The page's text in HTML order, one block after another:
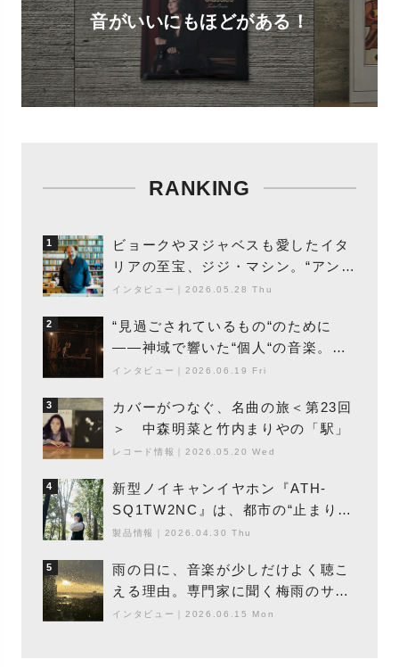
音がいいにもほどがある！
RANKING
1
ビョークやヌジャベスも愛したイタ
リアの至宝、ジジ・マシン。“アンビ
エントの巨匠”が明かす創作の原点
インタビュー 2026.05.28 Thu
2
“見過ごされているもの“のために
――神域で響いた“個人“の音楽。冥
丁の『赤城 夜神楽』をレポート
インタビュー 2026.06.19 Fri
3
カバーがつなぐ、名曲の旅＜第23回
＞ 中森明菜と竹内まりやの「駅」
レコード情報 2026.05.20 Wed
4
新型ノイキャンイヤホン『ATH-
SQ1TW2NC』は、都市の“止まり
木”になり得るーシンガーソングライ
製品情報 2026.04.30 Thu
5
雨の日に、音楽が少しだけよく聴こ
える理由。専門家に聞く梅雨のサウ
ンドスケープ
インタビュー 2026.06.15 Mon